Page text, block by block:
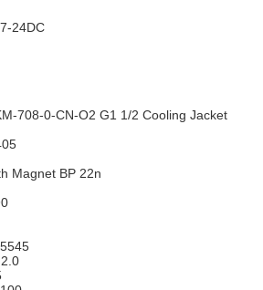
24DC
708-0-CN-O2 G1 1/2 Cooling Jacket
Magnet BP 22n